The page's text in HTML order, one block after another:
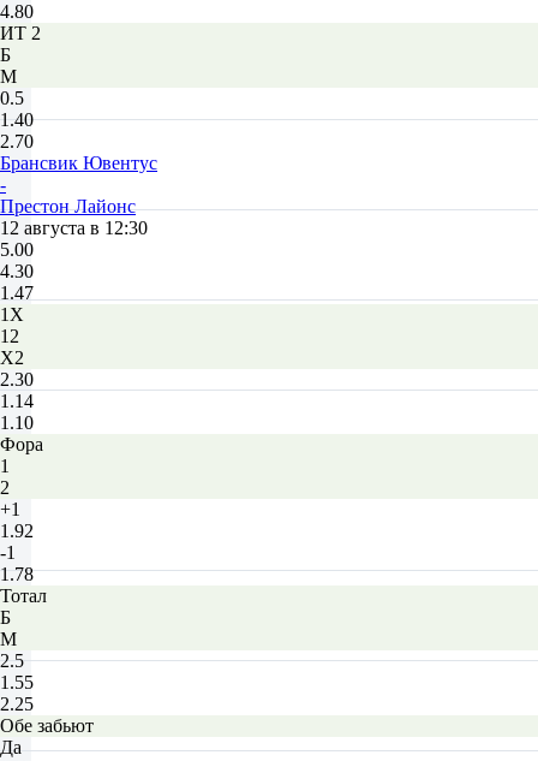
4.80
ИТ 2
Б
М
0.5
1.40
2.70
Брансвик Ювентус
-
Престон Лайонс
12 августа в 12:30
5.00
4.30
1.47
1X
12
X2
2.30
1.14
1.10
Фора
1
2
+1
1.92
-1
1.78
Тотал
Б
М
2.5
1.55
2.25
Обе забьют
Да